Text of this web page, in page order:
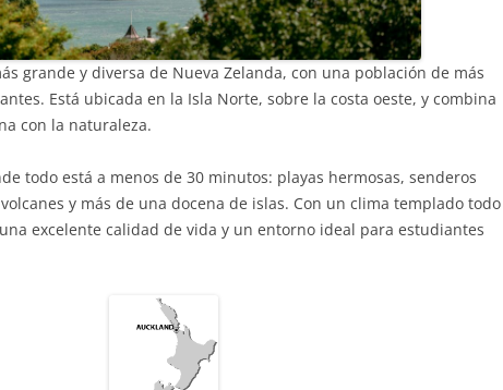
grande y diversa de Nueva Zelanda, con una población de más
Está ubicada en la Isla Norte, sobre la costa oeste, y combina
con la naturaleza.
todo está a menos de 30 minutos: playas hermosas, senderos
y más de una docena de islas. Con un clima templado todo
excelente calidad de vida y un entorno ideal para estudiantes